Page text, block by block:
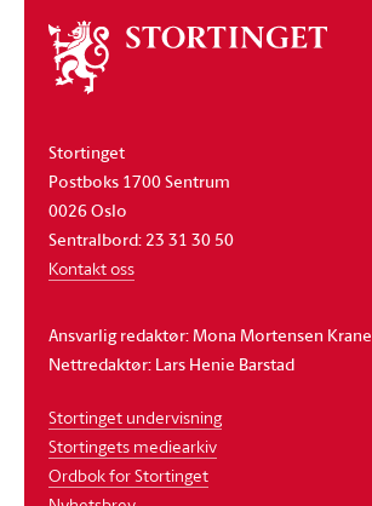
Om
stortinget
Stortinget
Postboks 1700 Sentrum
0026 Oslo
Sentralbord: 23 31 30 50
Kontakt oss
Ansvarlig redaktør: Mona Mortensen Krane
Nettredaktør: Lars Henie Barstad
Stortinget undervisning
Stortingets mediearkiv
Ordbok for Stortinget